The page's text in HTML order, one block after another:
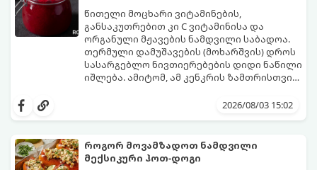
წითელი მოცხარი ვიტამინების,
განსაკუთრებით კი C ვიტამინისა და
ორგანული მჟავების ნამდვილი საბადოა.
თერმული დამუშავების (მოხარშვის) დროს
სასარგებლო ნივთიერებების დიდი ნაწილი
იშლება. ამიტომ, ამ კენკრის ზამთრისთვის
მომზადებაა - მოხარშვის გარეშე.
ბუნებრივ, კაშკაშა გემოს, არომატს და
2026/08/03 15:02
როგორ მოვამზადოთ ნამდვილი
მექსიკური ჰოთ-დოგი